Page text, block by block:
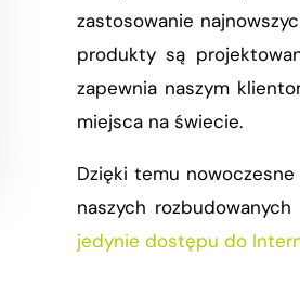
zastosowanie
produkty są
zapewnia naszym
miejsca na świecie.
Dzięki temu
naszych
jedynie dostępu do